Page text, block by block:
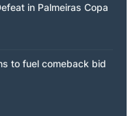
in Palmeiras Copa
to fuel comeback bid